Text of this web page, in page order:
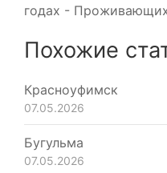
годах -
Похожие
Красноуфимск
07.05.2026
Бугульма
07.05.2026